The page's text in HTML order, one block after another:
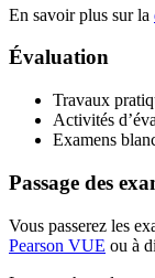
En savoir plus sur la
Évaluation
Travaux
Activités
Examens
Passage des
Vous passerez les
Pearson VUE ou à